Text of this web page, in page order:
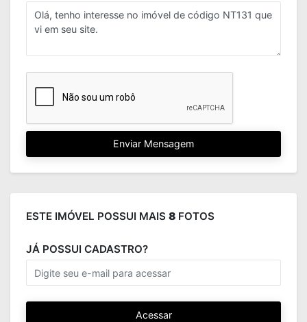
Enviar Mensagem
ESTE IMÓVEL POSSUI MAIS 8FOTOS
JÁ POSSUI CADASTRO?
Acessar